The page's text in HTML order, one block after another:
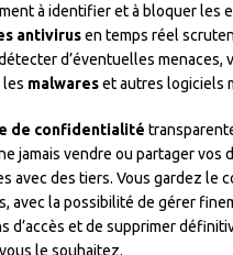
à identifier et à bloquer les
antivirusen temps réel
d’éventuelles menaces,
les malwareset autres logiciels
de confidentialité
jamais vendre ou partager vos
avec des tiers. Vous gardez le
avec la possibilité de gérer
d’accès et de supprimer
le souhaitez.